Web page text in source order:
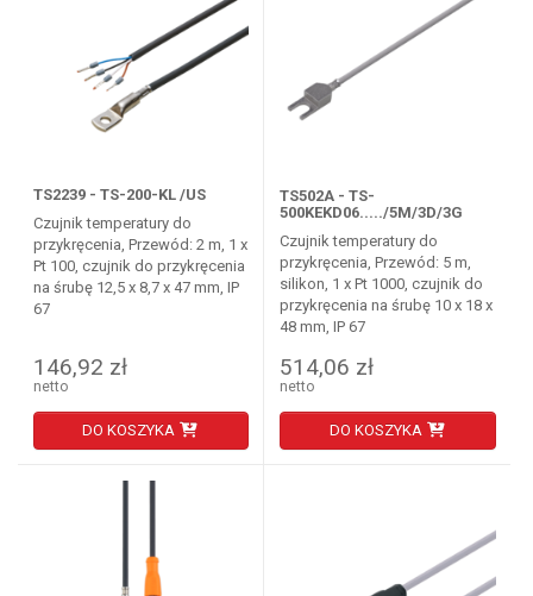
TS2239 - TS-200-KL /US
Czujnik temperatury do
przykręcenia, Przewód: 2 m, 1 x
Pt 100, czujnik do przykręcenia
na śrubę 12,5 x 8,7 x 47 mm, IP
67
146,92 zł
netto
DO KOSZYKA
TS502A - TS-
500KEKD06...../5M/3D/3G
Czujnik temperatury do
przykręcenia, Przewód: 5 m,
silikon, 1 x Pt 1000, czujnik do
przykręcenia na śrubę 10 x 18 x
48 mm, IP 67
514,06 zł
netto
DO KOSZYKA